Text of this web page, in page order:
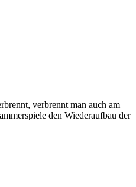
verbrennt man auch am
den Wiederaufbau der